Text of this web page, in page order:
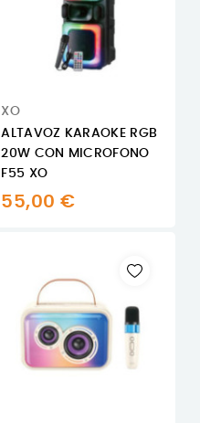
XO
ALTAVOZ KARAOKE RGB
20W CON MICROFONO
F55 XO
55,00 €